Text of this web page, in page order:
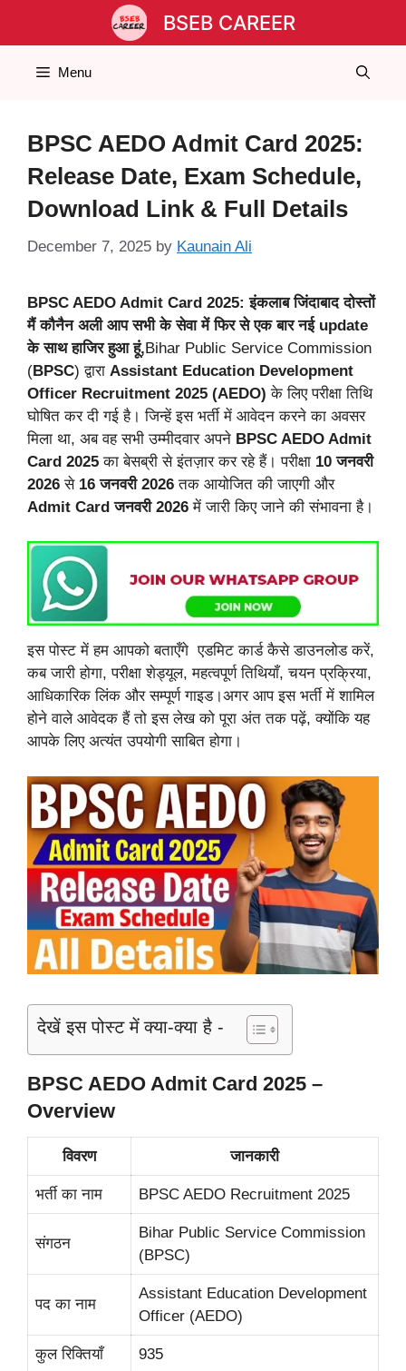
BSEB CAREER
Menu
BPSC AEDO Admit Card 2025:
Release Date, Exam Schedule,
Download Link & Full Details
December 7, 2025 by Kaunain Ali
BPSC AEDO Admit Card 2025: इंकलाब जिंदाबाद दोस्तों
मैं कौनैन अली आप सभी के सेवा में फिर से एक बार नई update
के साथ हाजिर हुआ हूं,Bihar Public Service Commission
(BPSC) द्वारा Assistant Education Development
Officer Recruitment 2025 (AEDO) के लिए परीक्षा तिथि
घोषित कर दी गई है। जिन्हें इस भर्ती में आवेदन करने का अवसर
मिला था, अब वह सभी उम्मीदवार अपने BPSC AEDO Admit
Card 2025 का बेसब्री से इंतज़ार कर रहे हैं। परीक्षा 10 जनवरी
2026 से 16 जनवरी 2026 तक आयोजित की जाएगी और
Admit Card जनवरी 2026 में जारी किए जाने की संभावना है।
इस पोस्ट में हम आपको बताएँगे एडमिट कार्ड कैसे डाउनलोड करें,
कब जारी होगा, परीक्षा शेड्यूल, महत्वपूर्ण तिथियाँ, चयन प्रक्रिया,
आधिकारिक लिंक और सम्पूर्ण गाइड।अगर आप इस भर्ती में शामिल
होने वाले आवेदक हैं तो इस लेख को पूरा अंत तक पढ़ें, क्योंकि यह
आपके लिए अत्यंत उपयोगी साबित होगा।
देखें इस पोस्ट में क्या-क्या है -
BPSC AEDO Admit Card 2025 –
Overview
विवरण जानकारी
भर्ती का नाम BPSC AEDO Recruitment 2025
संगठन
Bihar Public Service Commission
(BPSC)
पद का नाम
Assistant Education Development
Officer (AEDO)
कुल रिक्तियाँ 935